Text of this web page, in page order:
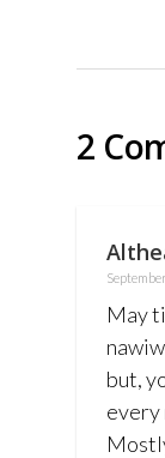
2
May
but,
every